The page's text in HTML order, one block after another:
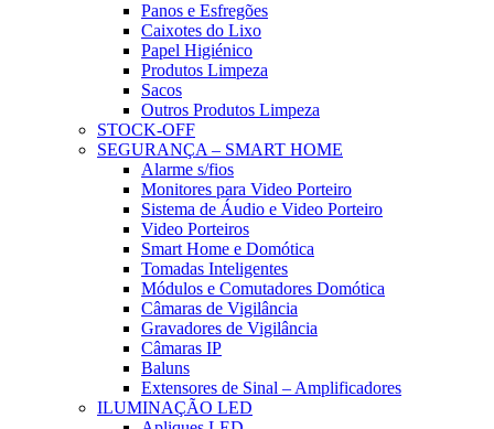
Panos e Esfregões
Caixotes do Lixo
Papel Higiénico
Produtos Limpeza
Sacos
Outros Produtos Limpeza
STOCK-OFF
SEGURANÇA – SMART HOME
Alarme s/fios
Monitores para Video Porteiro
Sistema de Áudio e Video Porteiro
Video Porteiros
Smart Home e Domótica
Tomadas Inteligentes
Módulos e Comutadores Domótica
Câmaras de Vigilância
Gravadores de Vigilância
Câmaras IP
Baluns
Extensores de Sinal – Amplificadores
ILUMINAÇÃO LED